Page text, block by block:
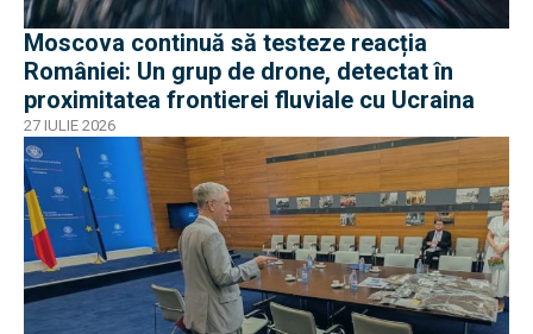
Moscova continuă să testeze reacția
României: Un grup de drone, detectat în
proximitatea frontierei fluviale cu Ucraina
27 IULIE 2026